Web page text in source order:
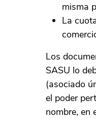
misma
La
Los
SASU lo
(asociado
el poder
nombre, en